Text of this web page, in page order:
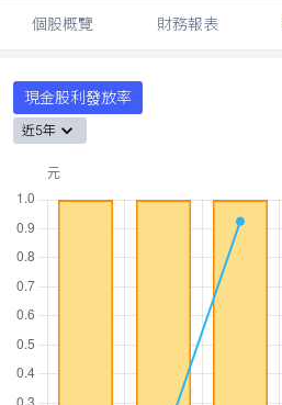
個股概覽 財務報表
現金股利發放率
近5年